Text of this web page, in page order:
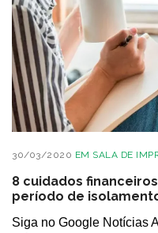
30/03/2020 EM SALA DE
8 cuidados
período de
Siga no Google Notícias